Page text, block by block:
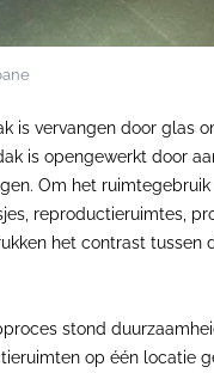
is vervangen door glas
is opengewerkt door
Om het
reproductieruimtes,
het contrast
stond
op één locatie